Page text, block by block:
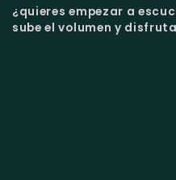
¿quieres empezar a
sube el volumen y